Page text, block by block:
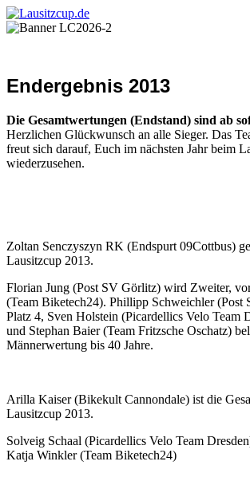
Endergebnis 2013
Die Gesamtwertungen (Endstand) sind ab
Herzlichen Glückwunsch an alle Sieger. Das
freut sich darauf, Euch im nächsten Jahr beim
wiederzusehen.
Zoltan Senczyszyn RK (Endspurt 09Cottbus)
Lausitzcup 2013.
Florian Jung (Post SV Görlitz) wird Zweiter,
(Team Biketech24). Phillipp Schweichler (Post
Platz 4, Sven Holstein (Picardellics Velo Team
und Stephan Baier (Team Fritzsche Oschatz)
Männerwertung bis 40 Jahre.
Arilla Kaiser (Bikekult Cannondale) ist die
Lausitzcup 2013.
Solveig Schaal (Picardellics Velo Team
Katja Winkler (Team Biketech24)